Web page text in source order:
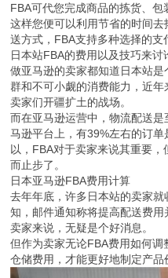
FBA可代您完成商品的拣货、包
这样您便可以利用节省的时间
送方式，FBA支持多种选择的
日本站FBA的费用以及技巧来讨
做亚马逊的卖家都知道日本站
群和不可小觑的消费能力，近
卖家们开疆扩土的战场。
而在亚马逊运营中，物流配送
马逊平台上，有39%左右的订
以，FBA对于卖家来说其重要
而止步了。
日本亚马逊FBA费用计算
去年年底，许多日本站的卖家
知，邮件通知称将提高配送费
卖家来说，无疑是个好消息。
但作为卖家无论FBA费用如何
仓储费用，才能更好地制定产品